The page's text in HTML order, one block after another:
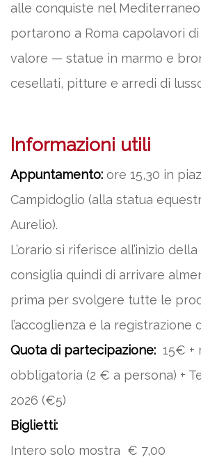
alle conquiste nel
portarono a Roma capolavori
valore — statue in marmo e
cesellati, pitture e arredi di
Informazioni utili
Appuntamento: ore 15,30 in
Campidoglio (alla statua
Aurelio).
L’orario si riferisce all’inizio della
consiglia quindi di arrivare
prima per svolgere tutte le
l’accoglienza e la registrazione
Quota di partecipazione: 15€ +
obbligatoria (2 € a persona) +
2026 (€5)
Biglietti:
Intero solo mostra € 7,00